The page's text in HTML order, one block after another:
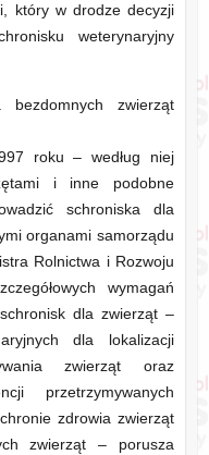
który w drodze decyzji
weterynaryjny
zwierząt
roku – według niej
i inne podobne
schroniska dla
organami samorządu
Rolnictwa i Rozwoju
wymagań
dla zwierząt –
dla lokalizacji
zwierząt oraz
przetrzymywanych
zdrowia zwierząt
zwierząt – porusza